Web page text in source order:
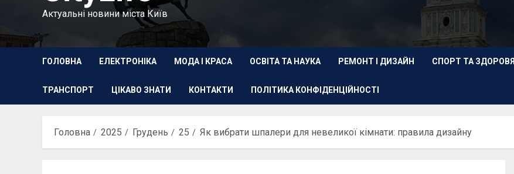
Актуальні новини міста Київ
ГОЛОВНА ЕЛЕКТРОНІКА МОДА І КРАСА ОСВІТА ТА НАУКА РЕМОНТ І ДИЗАЙН СПОРТ ТА ЗДОРОВЯ
ТРАНСПОРТ ЦІКАВО ЗНАТИ КОНТАКТИ ПОЛІТИКА КОНФІДЕНЦІЙНОСТІ
Головна 2025 Грудень 25 Як вибрати шпалери для невеликої кімнати: правила дизайну